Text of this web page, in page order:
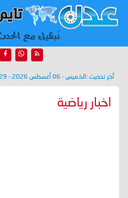
آخر تحديث : الخميس - 06 أغسطس 2026 - 10:29 ص
اخبار رياضية